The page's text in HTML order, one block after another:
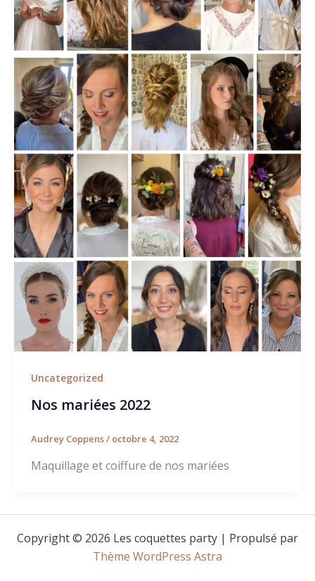
Uncategorized
Nos mariées 2022
Audrey Coppens/ octobre 4, 2022
Maquillage et coiffure de nos mariées
Copyright © 2026 Les coquettes party | Propulsé par
Thème WordPress Astra